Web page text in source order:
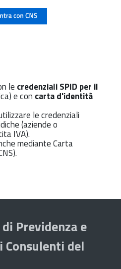
le credenziali SPID per il
e con carta d'identità
le credenziali
(aziende o
IVA).
mediante Carta
Previdenza e
Consulenti del